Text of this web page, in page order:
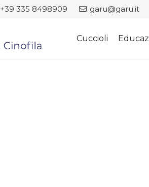
+39 335 8498909 garu@garu.it
Cuccioli